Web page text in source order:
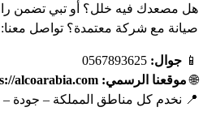
هل مصعدك فيه خلل؟ أو تبي تضمن
صيانة مع شركة معتمدة؟ تواصل معنا:
📱جوال: 0567893625
🌐موقعنا الرسمي: alcoarabia.com/
📍 نخدم كل مناطق المملكة – جودة